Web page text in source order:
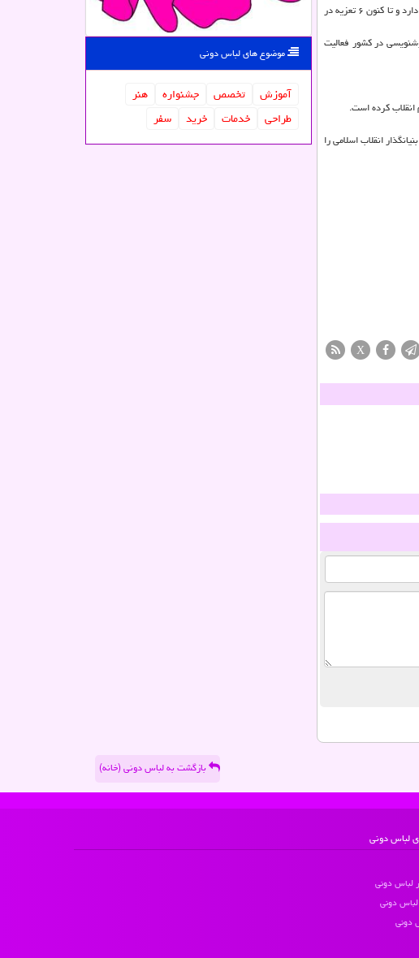
احمد طهرانی نبود نگارخانه برای نمایش آثار هنری هنرمندان را از مشكلات هنری خمین عنوان نمود و اظهار داشت: این شهرستان ظرفیت خوبی برای تعزیه خوانی دارد و تا كنون ۶ تعزیه در
خوشنویسی در كشور فعالیت
انقلاب اسلامی را
X
موضوع های لباس دونی
آموزش تخصص جشنواره
هنر
طراحی
خدمات خرید سفر
بازگشت به لباس دونی (خانه)
لباس دونی
لباس دونی
لباس دونی
دونی